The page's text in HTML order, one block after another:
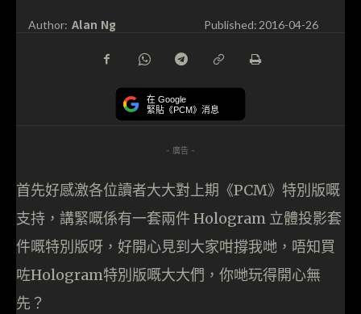
Author: Alan Ng Published:2016-04-26
在 Google
緊貼《PCM》消息
- 廣告 -
首先好感激各位讀者大大對上期《PCM》特別版嘅
支持，講緊嘅係有一套兩件 Hologram 立體投影套
件嘅特別版呀，好開心見到大家咁撐我哋，唔知買
咗Hologram特別版嘅大大們，你哋玩得開心無
先？